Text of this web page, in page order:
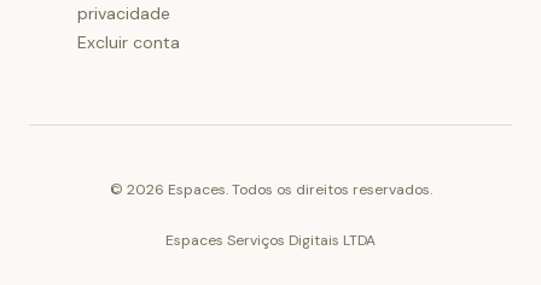
privacidade
Excluir conta
© 2026 Espaces. Todos os direitos reservados.
Espaces Serviços Digitais LTDA